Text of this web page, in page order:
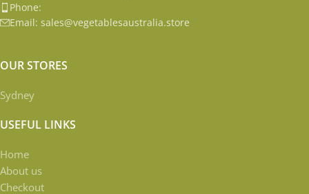
Phone:
Email: sales@vegetablesaustralia.store
OUR STORES
Sydney
USEFUL LINKS
Home
About us
Checkout